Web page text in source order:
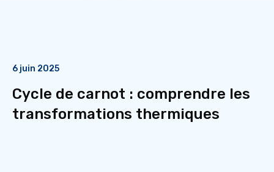
6 juin 2025
Cycle de carnot : comprendre les
transformations thermiques